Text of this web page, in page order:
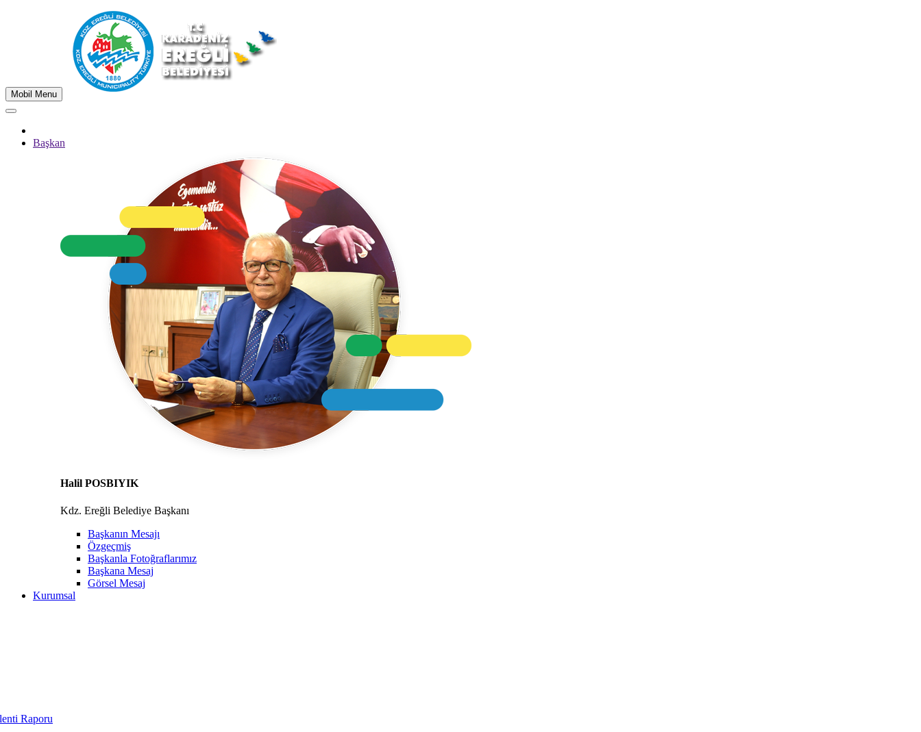
Mobil Menu
Başkan
Halil POSBIYIK
Kdz. Ereğli Belediye Başkanı
Başkanın Mesajı
Özgeçmiş
Başkanla Fotoğraflarımız
Başkana Mesaj
Görsel Mesaj
Kurumsal
Raporu